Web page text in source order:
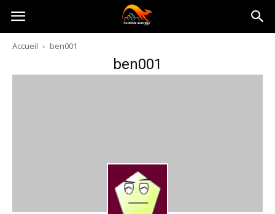
Australia-
australie.com
Accueil ben001
ben001